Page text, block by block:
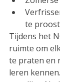
te
Tijdens het
ruimte om
te praten en
leren